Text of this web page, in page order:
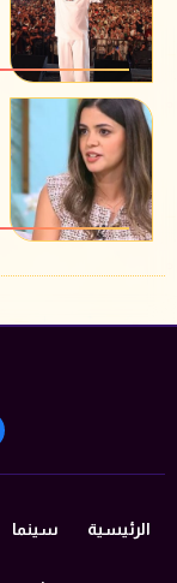
الرئيسية سينما